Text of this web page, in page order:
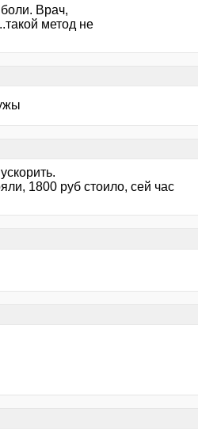
Врач,
метод не
1800 руб стоило, сей час